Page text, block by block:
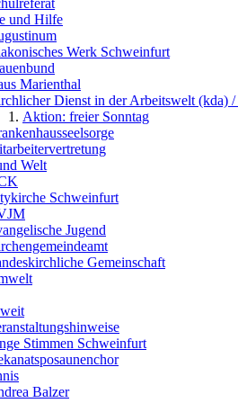
und Hilfe
Werk Schweinfurt
Marienthal
Dienst in der Arbeitswelt (kda) /
Aktion: freier Sonntag
Welt
Schweinfurt
Jugend
Gemeinschaft
Stimmen Schweinfurt
Balzer